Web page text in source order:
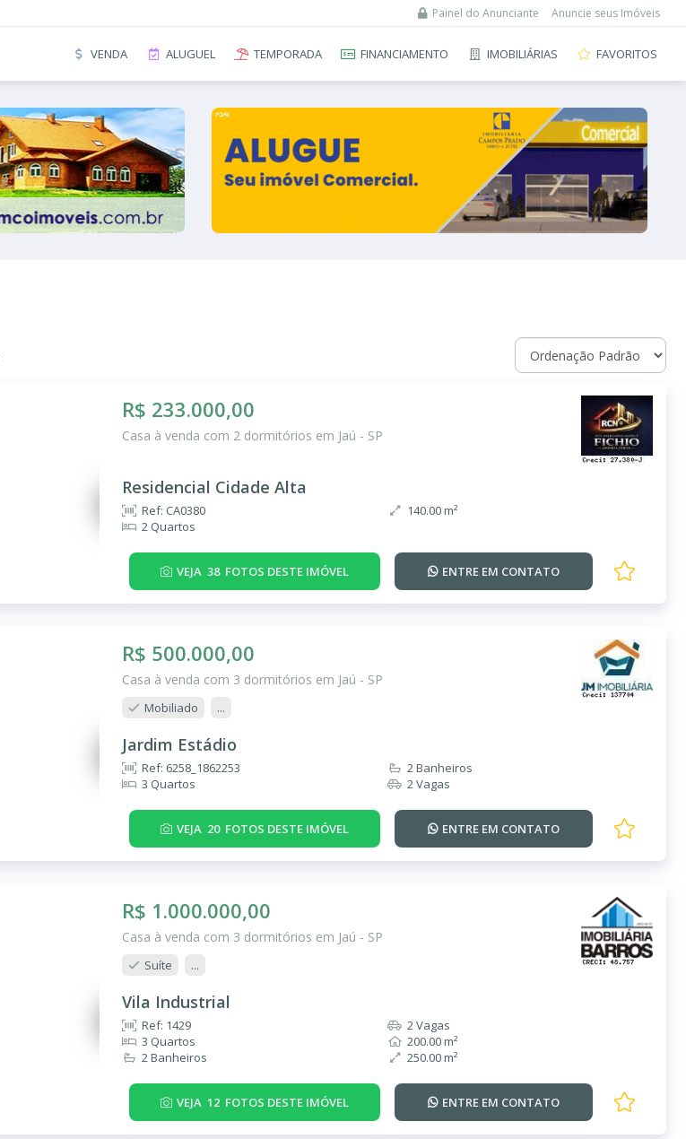
Painel do Anunciante Anuncie seus Imóveis
VENDA ALUGUEL TEMPORADA FINANCIAMENTO IMOBILIÁRIAS FAVORITOS
R$ 233.000,00
Casa à venda com 2 dormitórios em Jaú - SP
Residencial Cidade Alta
Ref: CA0380
2 Quartos
140.00 m²
VEJA 38 FOTOS DESTE IMÓVEL ENTRE EM CONTATO
R$ 500.000,00
Casa à venda com 3 dormitórios em Jaú - SP
Mobiliado ...
Jardim Estádio
Ref: 6258_1862253
3 Quartos
2 Banheiros
2 Vagas
VEJA 20 FOTOS DESTE IMÓVEL ENTRE EM CONTATO
R$ 1.000.000,00
Casa à venda com 3 dormitórios em Jaú - SP
Suíte ...
Vila Industrial
Ref: 1429
3 Quartos
2 Banheiros
2 Vagas
200.00 m²
250.00 m²
VEJA 12 FOTOS DESTE IMÓVEL ENTRE EM CONTATO